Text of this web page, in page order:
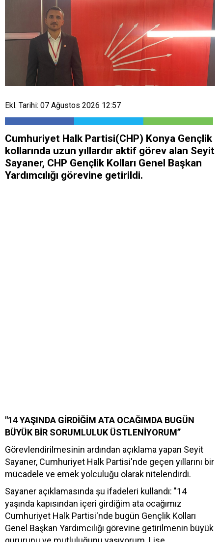
Ekl. Tarihi: 07 Ağustos 2026 12:57
Cumhuriyet Halk Partisi(CHP) Konya Gençlik
kollarında uzun yıllardır aktif görev alan Seyit
Sayaner, CHP Gençlik Kolları Genel Başkan
Yardımcılığı görevine getirildi.
"14 YAŞINDA GİRDİĞİM ATA OCAĞIMDA BUGÜN
BÜYÜK BİR SORUMLULUK ÜSTLENİYORUM”
Görevlendirilmesinin ardından açıklama yapan Seyit
Sayaner, Cumhuriyet Halk Partisi'nde geçen yıllarını bir
mücadele ve emek yolculuğu olarak nitelendirdi.
Sayaner açıklamasında şu ifadeleri kullandı: "14
yaşında kapısından içeri girdiğim ata ocağımız
Cumhuriyet Halk Partisi'nde bugün Gençlik Kolları
Genel Başkan Yardımcılığı görevine getirilmenin büyük